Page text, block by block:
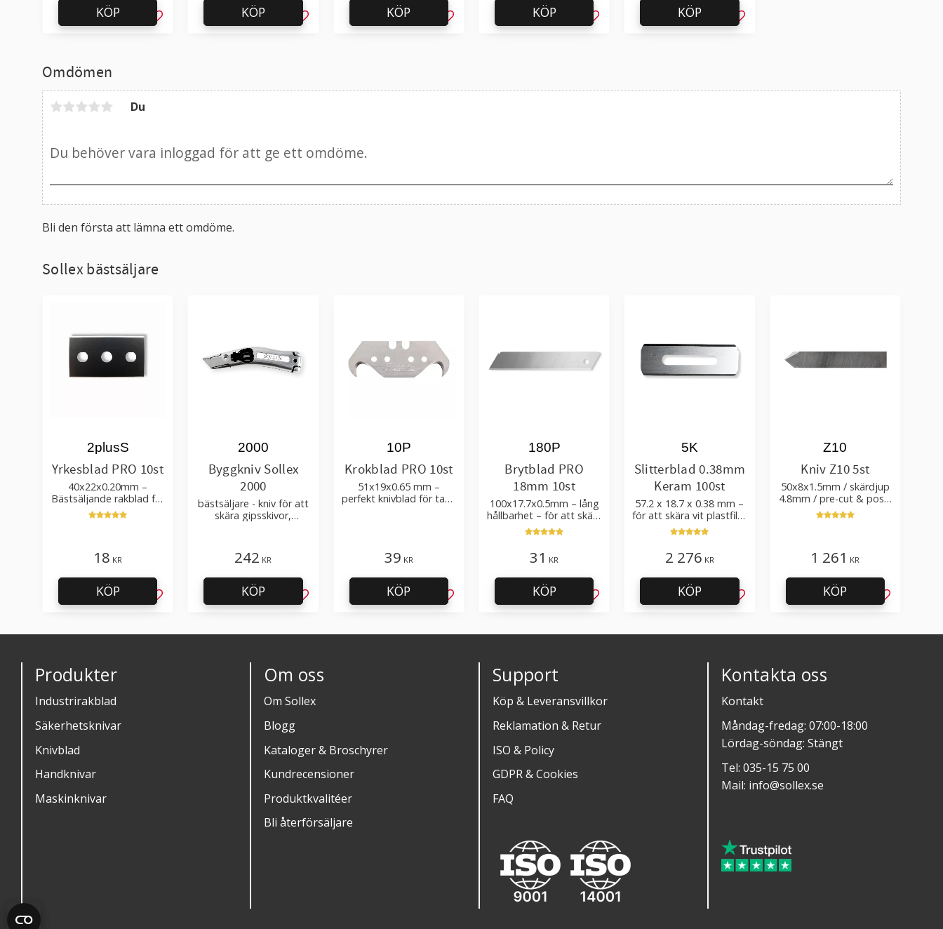
Omdömen
Du
Bli den första att lämna ett omdöme.
Lägg till i favoriter
KÖP
Lägg till i favoriter
KÖP
Lägg till i favoriter
KÖP
Lägg till i favoriter
KÖP
Lägg till i favoriter
KÖP
Sollex bästsäljare
Yrkesblad PRO 10st
40x22x0.20mm –
Bästsäljande rakblad för
att skära tapet, tyg, filt,
hobby bruk
2plusS
18 KR
Lägg till i favoriter
KÖP
Byggkniv Sollex
2000
bästsäljare - kniv för att
skära gipsskivor,
2000
242 KR
Lägg till i favoriter
KÖP
Krokblad PRO 10st
51x19x0.65 mm –
perfekt knivblad för tak-,
10P
39 KR
Lägg till i favoriter
KÖP
Brytblad PRO
18mm 10st
100x17.7x0.5mm – lång
hållbarhet – för att skära
kartong, tapet och
golvmaterial
180P
31 KR
Lägg till i favoriter
KÖP
Slitterblad 0.38mm
Keram 100st
57.2 x 18.7 x 0.38 mm –
för att skära vit plastfilm
med tillsatser
5K
2 276 KR
Lägg till i favoriter
KÖP
Kniv Z10 5st
50x8x1.5mm / skärdjup
4.8mm / pre-cut & post-
cut 0.84xTm / skärvinkel
50°
Z10
1 261 KR
Lägg till i
KÖP
Produkter
Industrirakblad
Säkerhetsknivar
Knivblad
Handknivar
Maskinknivar
Om oss
Om Sollex
Blogg
Kataloger & Broschyrer
Kundrecensioner
Produktkvalitéer
Bli återförsäljare
Support
Köp & Leveransvillkor
Reklamation & Retur
ISO & Policy
GDPR & Cookies
FAQ
Kontakta oss
Kontakt
Måndag-fredag: 07:00-18:00
Lördag-söndag: Stängt
Tel: 035-15 75 00
Mail: info@sollex.se